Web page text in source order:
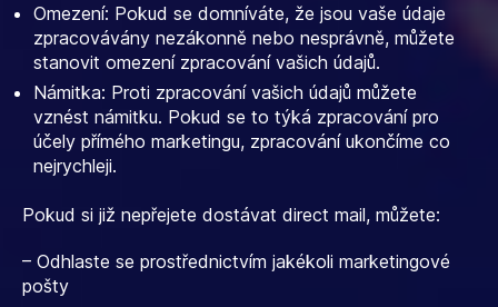
Omezení: Pokud se domníváte, že jsou vaše údaje
zpracovávány nezákonně nebo nesprávně, můžete
stanovit omezení zpracování vašich údajů.
Námitka: Proti zpracování vašich údajů můžete
vznést námitku. Pokud se to týká zpracování pro
účely přímého marketingu, zpracování ukončíme co
nejrychleji.
Pokud si již nepřejete dostávat direct mail, můžete:
– Odhlaste se prostřednictvím jakékoli marketingové
pošty